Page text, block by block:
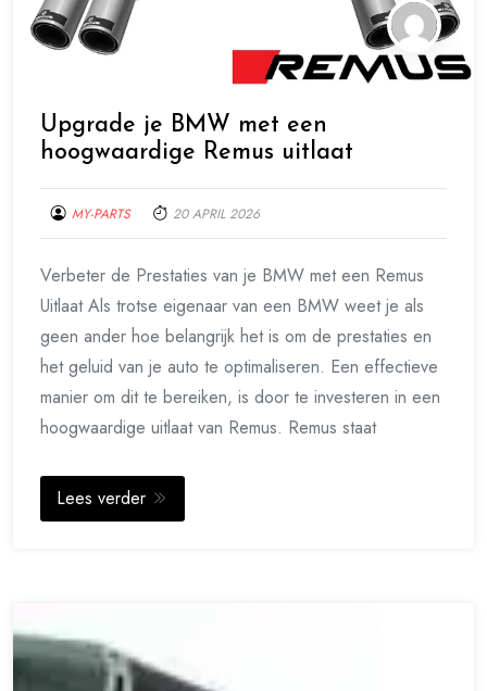
Upgrade je BMW met een
hoogwaardige Remus uitlaat
MY-PARTS 20 APRIL 2026
Verbeter de Prestaties van je BMW met een Remus
Uitlaat Als trotse eigenaar van een BMW weet je als
geen ander hoe belangrijk het is om de prestaties en
het geluid van je auto te optimaliseren. Een effectieve
manier om dit te bereiken, is door te investeren in een
hoogwaardige uitlaat van Remus. Remus staat
Lees verder